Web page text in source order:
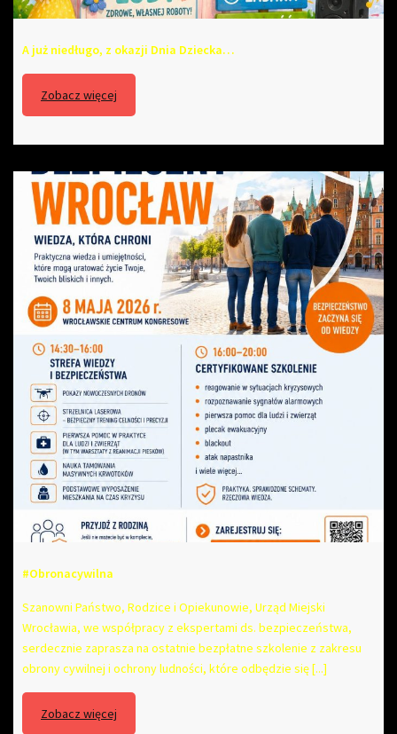
A już niedługo, z okazji Dnia Dziecka…
Zobacz więcej
#Obronacywilna
Szanowni Państwo, Rodzice i Opiekunowie, Urząd Miejski
Wrocławia, we współpracy z ekspertami ds. bezpieczeństwa,
serdecznie zaprasza na ostatnie bezpłatne szkolenie z zakresu
obrony cywilnej i ochrony ludności, które odbędzie się [...]
Zobacz więcej